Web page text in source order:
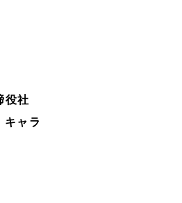
役社
ャラ